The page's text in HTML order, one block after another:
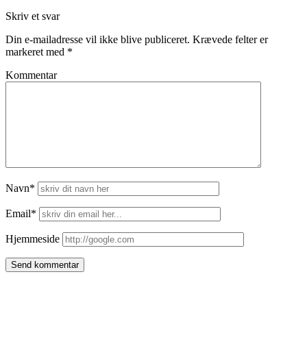
Skriv et svar
Din e-mailadresse vil ikke blive publiceret. Krævede felter er
markeret med *
Kommentar
Navn*
Email*
Hjemmeside